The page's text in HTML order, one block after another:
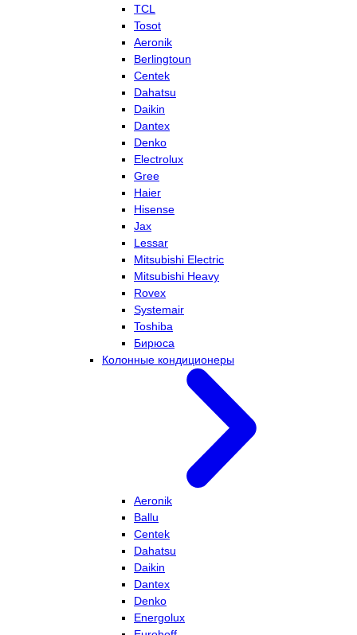
TCL
Tosot
Aeronik
Berlingtoun
Centek
Dahatsu
Daikin
Dantex
Denko
Electrolux
Gree
Haier
Hisense
Jax
Lessar
Mitsubishi Electric
Mitsubishi Heavy
Rovex
Systemair
Toshiba
Бирюса
Колонные кондиционеры
Aeronik
Ballu
Centek
Dahatsu
Daikin
Dantex
Denko
Energolux